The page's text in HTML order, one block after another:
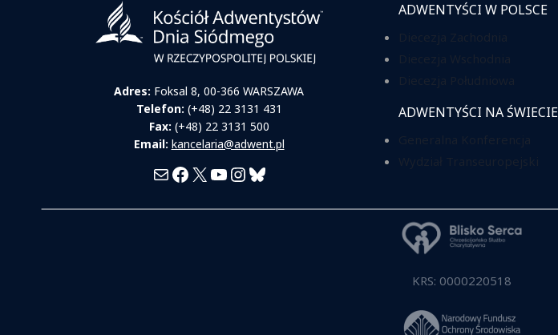
Adres: Foksal 8, 00-366 WARSZAWA
Telefon: (+48) 22 3131 431
Fax: (+48) 22 3131 500
Email: kancelaria@adwent.pl
MailFacebook
X YouTube
Instagram
Bluesky
ADWENTYŚCI W POLSCE
ADWENTYŚCI NA ŚWIECIE
KRS: 0000220518